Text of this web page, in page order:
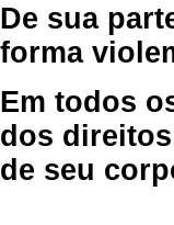
De sua
forma
Em todos
dos
de seu